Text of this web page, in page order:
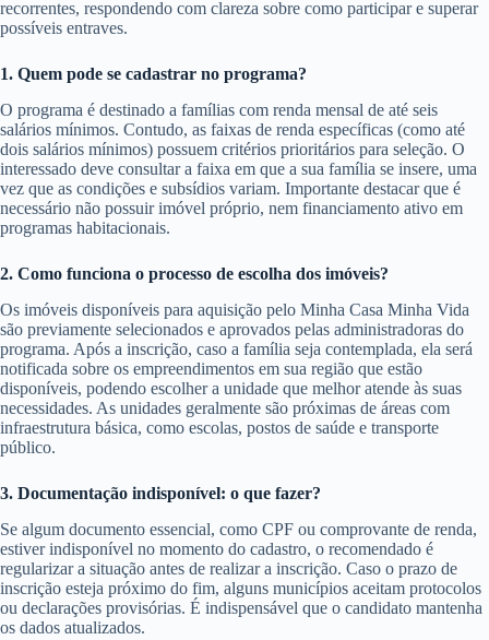
recorrentes, respondendo com clareza sobre como participar e superar
possíveis entraves.
1. Quem pode se cadastrar no programa?
O programa é destinado a famílias com renda mensal de até seis
salários mínimos. Contudo, as faixas de renda específicas (como até
dois salários mínimos) possuem critérios prioritários para seleção. O
interessado deve consultar a faixa em que a sua família se insere, uma
vez que as condições e subsídios variam. Importante destacar que é
necessário não possuir imóvel próprio, nem financiamento ativo em
programas habitacionais.
2. Como funciona o processo de escolha dos imóveis?
Os imóveis disponíveis para aquisição pelo Minha Casa Minha Vida
são previamente selecionados e aprovados pelas administradoras do
programa. Após a inscrição, caso a família seja contemplada, ela será
notificada sobre os empreendimentos em sua região que estão
disponíveis, podendo escolher a unidade que melhor atende às suas
necessidades. As unidades geralmente são próximas de áreas com
infraestrutura básica, como escolas, postos de saúde e transporte
público.
3. Documentação indisponível: o que fazer?
Se algum documento essencial, como CPF ou comprovante de renda,
estiver indisponível no momento do cadastro, o recomendado é
regularizar a situação antes de realizar a inscrição. Caso o prazo de
inscrição esteja próximo do fim, alguns municípios aceitam protocolos
ou declarações provisórias. É indispensável que o candidato mantenha
os dados atualizados.